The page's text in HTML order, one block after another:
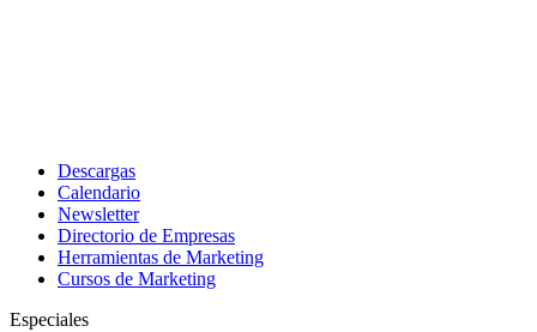
Descargas
Calendario
Newsletter
Directorio de Empresas
Herramientas de Marketing
Cursos de Marketing
Especiales